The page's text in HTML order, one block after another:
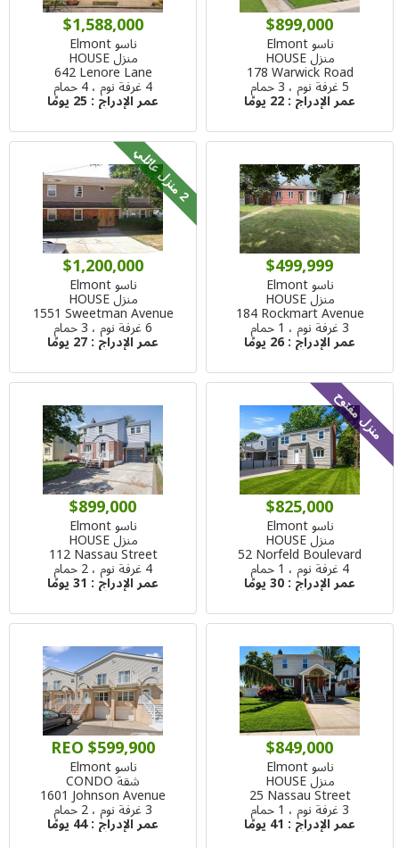
$899,000
ناسو Elmont
منزل HOUSE
178 Warwick Road
5 غرفة نوم ، 3 حمام
عمر الإدراج :22 يومًا
$1,588,000
ناسو Elmont
منزل HOUSE
642 Lenore Lane
4 غرفة نوم ، 4 حمام
عمر الإدراج : 25 يومًا
$499,999
ناسو Elmont
منزل HOUSE
184 Rockmart Avenue
3 غرفة نوم ، 1 حمام
عمر الإدراج :26 يومًا
2
م
ن
ز
ل
ع
ا
ئ
ل
ي
$1,200,000
ناسو Elmont
منزل HOUSE
1551 Sweetman Avenue
6 غرفة نوم ، 3 حمام
عمر الإدراج :27 يومًا
منزل مفتوح
$825,000
ناسو Elmont
منزل HOUSE
52 Norfeld Boulevard
4 غرفة نوم ، 1 حمام
عمر الإدراج :30 يومًا
$899,000
ناسو Elmont
منزل HOUSE
112 Nassau Street
4 غرفة نوم ، 2 حمام
عمر الإدراج : 31 يومًا
$849,000
ناسو Elmont
منزل HOUSE
25 Nassau Street
3 غرفة نوم ، 1 حمام
عمر الإدراج : 41 يومًا
REO $599,900
ناسو Elmont
شقة CONDO
1601 Johnson Avenue
3 غرفة نوم ، 2 حمام
عمر الإدراج :44 يومًا